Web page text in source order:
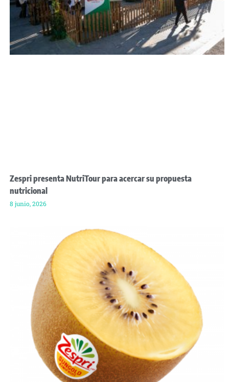
Zespri presenta NutriTour para acercar su propuesta
nutricional
8 junio, 2026